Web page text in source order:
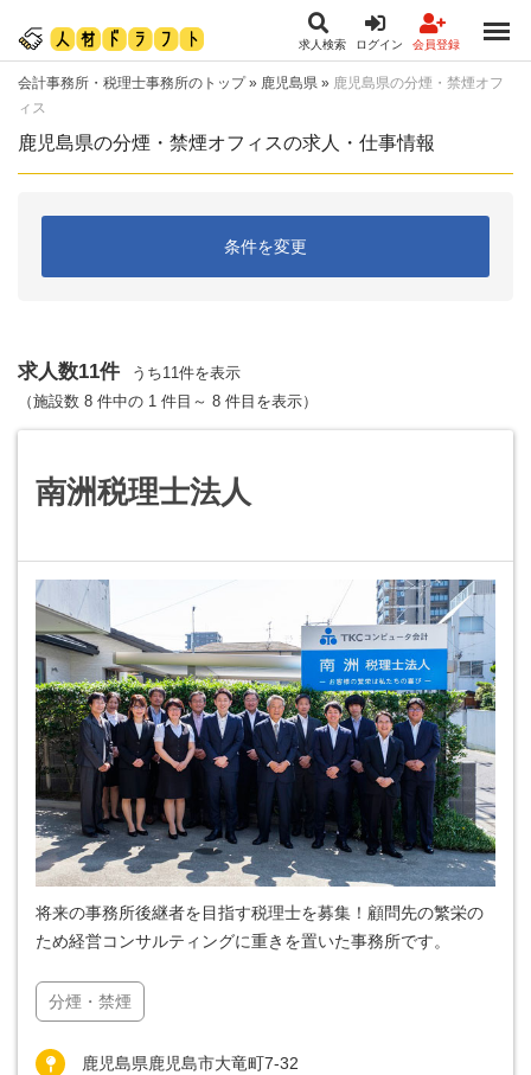
求人検索 ログイン 会員登録
会計事務所・税理士事務所のトップ» 鹿児島県 » 鹿児島県の分煙・禁煙オフ
ィス
鹿児島県の分煙・禁煙オフィスの求人・仕事情報
条件を変更
求人数11件
うち11件を表示
（施設数 8 件中の 1 件目～ 8 件目を表示）
南洲税理士法人
将来の事務所後継者を目指す税理士を募集！顧問先の繁栄の
ため経営コンサルティングに重きを置いた事務所です。
分煙・禁煙
鹿児島県鹿児島市大竜町7-32